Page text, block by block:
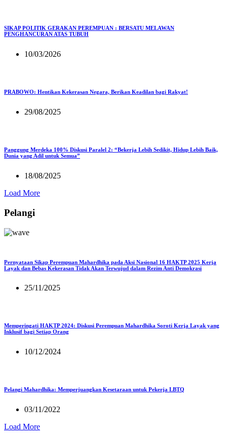
SIKAP POLITIK GERAKAN PEREMPUAN : BERSATU MELAWAN
PENGHANCURAN ATAS TUBUH
10/03/2026
PRABOWO: Hentikan Kekerasan Negara, Berikan Keadilan bagi Rakyat!
29/08/2025
Panggung Merdeka 100% Diskusi Paralel 2: “Bekerja Lebih Sedikit, Hidup Lebih Baik,
Dunia yang Adil untuk Semua”
18/08/2025
Load More
Pelangi
Pernyataan Sikap Perempuan Mahardhika pada Aksi Nasional 16 HAKTP 2025 Kerja
Layak dan Bebas Kekerasan Tidak Akan Terwujud dalam Rezim Anti Demokrasi
25/11/2025
Memperingati HAKTP 2024: Diskusi Perempuan Mahardhika Soroti Kerja Layak yang
Inklusif bagi Setiap Orang
10/12/2024
Pelangi Mahardhika: Memperjuangkan Kesetaraan untuk Pekerja LBTQ
03/11/2022
Load More